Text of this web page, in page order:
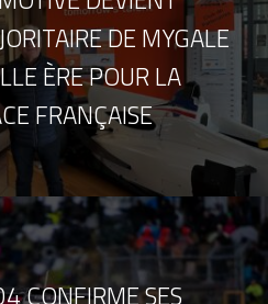
DE MYGALE
ÈRE POUR LA
FRANÇAISE
CONFIRME SES